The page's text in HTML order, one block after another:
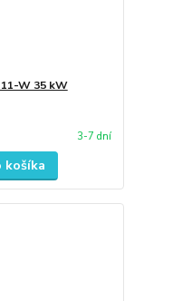
W 35 kW
3-7 dní
košíka